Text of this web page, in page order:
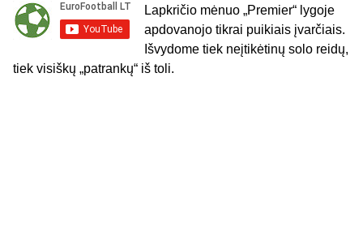
Lapkričio mėnuo „Premier“ lygoje
apdovanojo tikrai puikiais įvarčiais.
Išvydome tiek neįtikėtinų solo reidų,
tiek visiškų „patrankų“ iš toli.